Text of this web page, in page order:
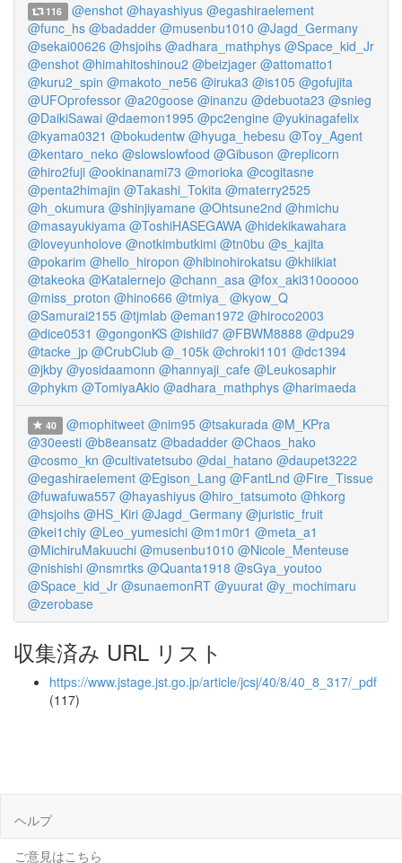
116 @enshot @hayashiyus @egashiraelement
@func_hs @badadder @musenbu1010 @Jagd_Germany
@sekai00626 @hsjoihs @adhara_mathphys @Space_kid_Jr
@enshot @himahitoshinou2 @beizjager @attomatto1
@kuru2_spin @makoto_ne56 @iruka3 @is105 @gofujita
@UFOprofessor @a20goose @inanzu @debuota23 @snieg
@DaikiSawai @daemon1995 @pc2engine @yukinagafelix
@kyama0321 @bokudentw @hyuga_hebesu @Toy_Agent
@kentaro_neko @slowslowfood @Gibuson @replicorn
@hiro2fuji @ookinanami73 @morioka @cogitasne
@penta2himajin @Takashi_Tokita @materry2525
@h_okumura @shinjiyamane @Ohtsune2nd @hmichu
@masayukiyama @ToshiHASEGAWA @hidekikawahara
@loveyunholove @notkimbutkimi @tn0bu @s_kajita
@pokarim @hello_hiropon @hibinohirokatsu @khiikiat
@takeoka @Katalernejo @chann_asa @fox_aki310ooooo
@miss_proton @hino666 @tmiya_ @kyow_Q
@Samurai2155 @tjmlab @eman1972 @hiroco2003
@dice0531 @gongonKS @ishiid7 @FBWM8888 @dpu29
@tacke_jp @CrubClub @_105k @chroki1101 @dc1394
@jkby @yosidaamonn @hannyaji_cafe @Leukosaphir
@phykm @TomiyaAkio @adhara_mathphys @harimaeda
40 @mophitweet @nim95 @tsakurada @M_KPra
@30eesti @b8eansatz @badadder @Chaos_hako
@cosmo_kn @cultivatetsubo @dai_hatano @daupet3222
@egashiraelement @Egison_Lang @FantLnd @Fire_Tissue
@fuwafuwa557 @hayashiyus @hiro_tatsumoto @hkorg
@hsjoihs @HS_Kiri @Jagd_Germany @juristic_fruit
@kei1chiy @Leo_yumesichi @m1m0r1 @meta_a1
@MichiruMakuuchi @musenbu1010 @Nicole_Menteuse
@nishishi @nsmrtks @Quanta1918 @sGya_youtoo
@Space_kid_Jr @sunaemonRT @yuurat @y_mochimaru
@zerobase
収集済み URL リスト
https://www.jstage.jst.go.jp/article/jcsj/40/8/40_8_317/_pdf
(117)
ヘルプ
ご意見はこちら